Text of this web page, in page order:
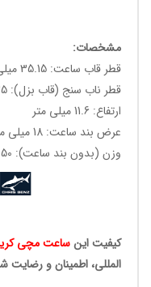
مشخصات:
قطر قاب ساعت: 35.15 میلی متر
قطر ناب سنج (قاب بزل): 35 میلی متر
ارتفاع: 11.6 میلی متر
عرض بند ساعت: 18 میلی متر
وزن (بدون بند ساعت): 50 گرم
کیفیت اینساعت مچی
المللی، اطمینان و رضایت